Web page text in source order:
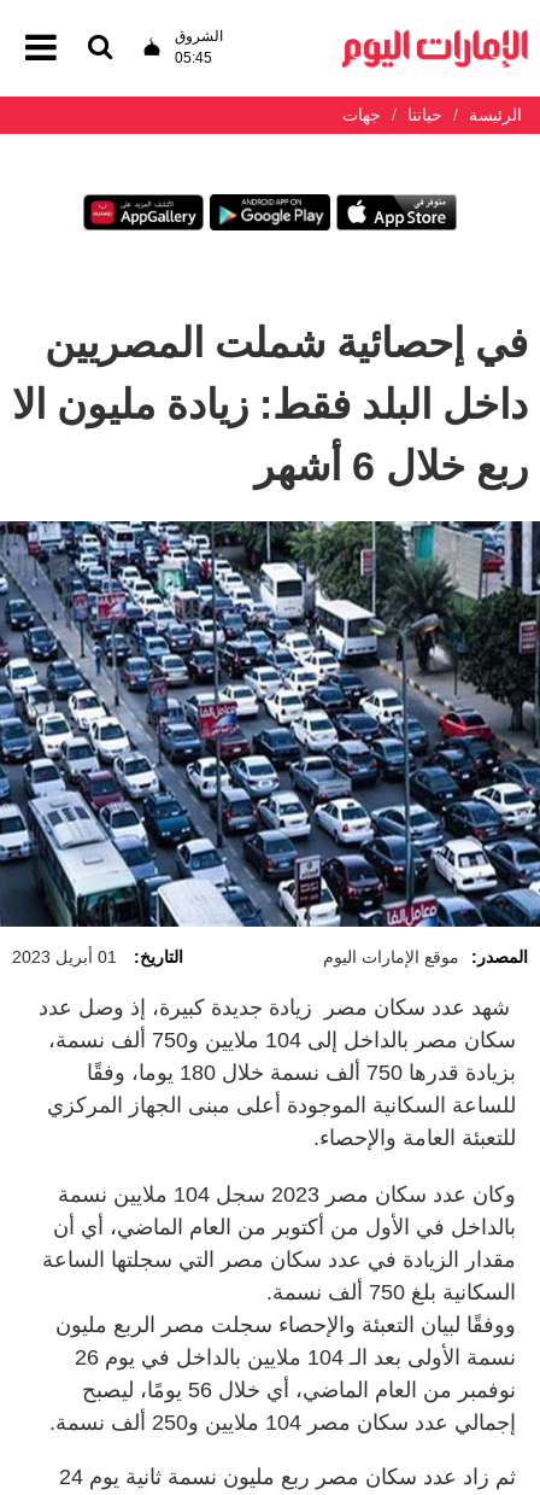
الشروق
05:45
الرئيسة حياتنا جهات
في إحصائية شملت المصريين
داخل البلد فقط: زيادة مليون الا
ربع خلال 6 أشهر
المصدر: موقع الإمارات اليوم التاريخ: 01 أبريل 2023
شهد عدد سكان مصر زيادة جديدة كبيرة، إذ وصل عدد
سكان مصر بالداخل إلى 104 ملايين و750 ألف نسمة،
بزيادة قدرها 750 ألف نسمة خلال 180 يوما، وفقًا
للساعة السكانية الموجودة أعلى مبنى الجهاز المركزي
للتعبئة العامة والإحصاء.
وكان عدد سكان مصر 2023 سجل 104 ملايين نسمة
بالداخل في الأول من أكتوبر من العام الماضي، أي أن
مقدار الزيادة في عدد سكان مصر التي سجلتها الساعة
السكانية بلغ 750 ألف نسمة.
ووفقًا لبيان التعبئة والإحصاء سجلت مصر الربع مليون
نسمة الأولى بعد الـ 104 ملايين بالداخل في يوم 26
نوفمبر من العام الماضي، أي خلال 56 يومًا، ليصبح
إجمالي عدد سكان مصر 104 ملايين و250 ألف نسمة.
ثم زاد عدد سكان مصر ربع مليون نسمة ثانية يوم 24